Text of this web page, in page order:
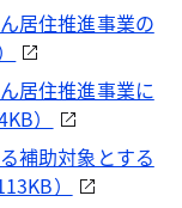
居住推進事業の
居住推進事業に
）
補助対象とする
）